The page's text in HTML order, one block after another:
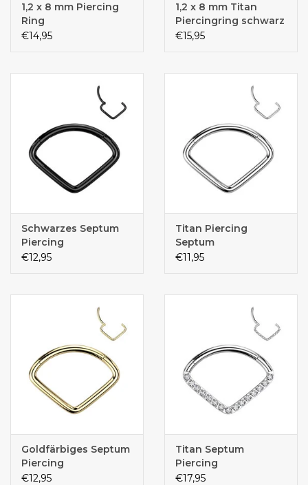
1,2 x 8 mm Piercing
Ring
€14,95
1,2 x 8 mm Titan
Piercingring schwarz
€15,95
Schwarzes Septum
Piercing
€12,95
Titan Piercing
Septum
€11,95
Goldfärbiges Septum
Piercing
€12,95
Titan Septum
Piercing
€17,95